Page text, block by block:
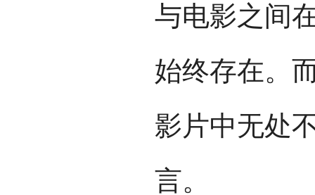
与电影之间
始终存在。
影片中无处
言。